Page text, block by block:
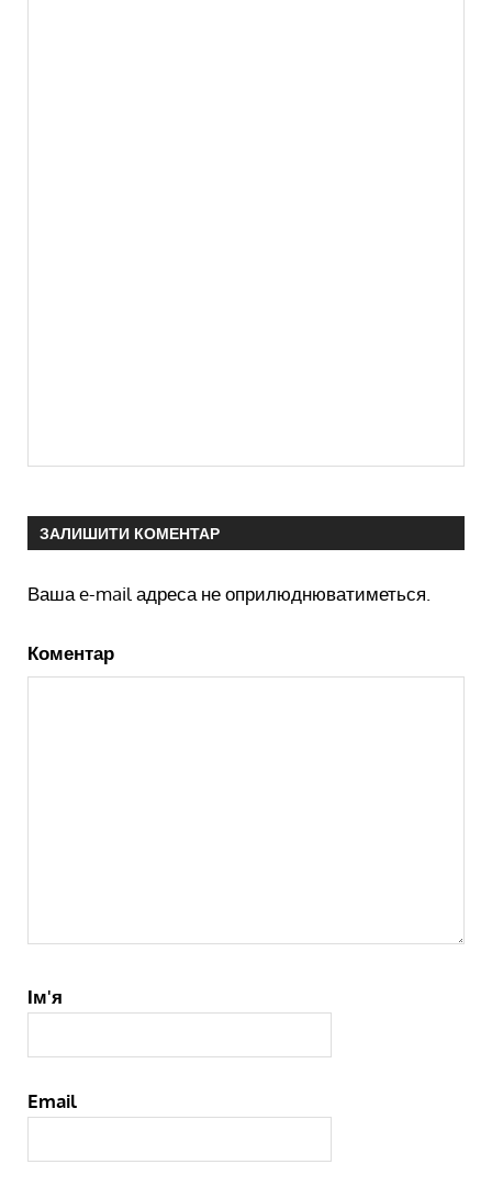
ЗАЛИШИТИ КОМЕНТАР
Ваша e-mail адреса не оприлюднюватиметься.
Коментар
Ім'я
Email